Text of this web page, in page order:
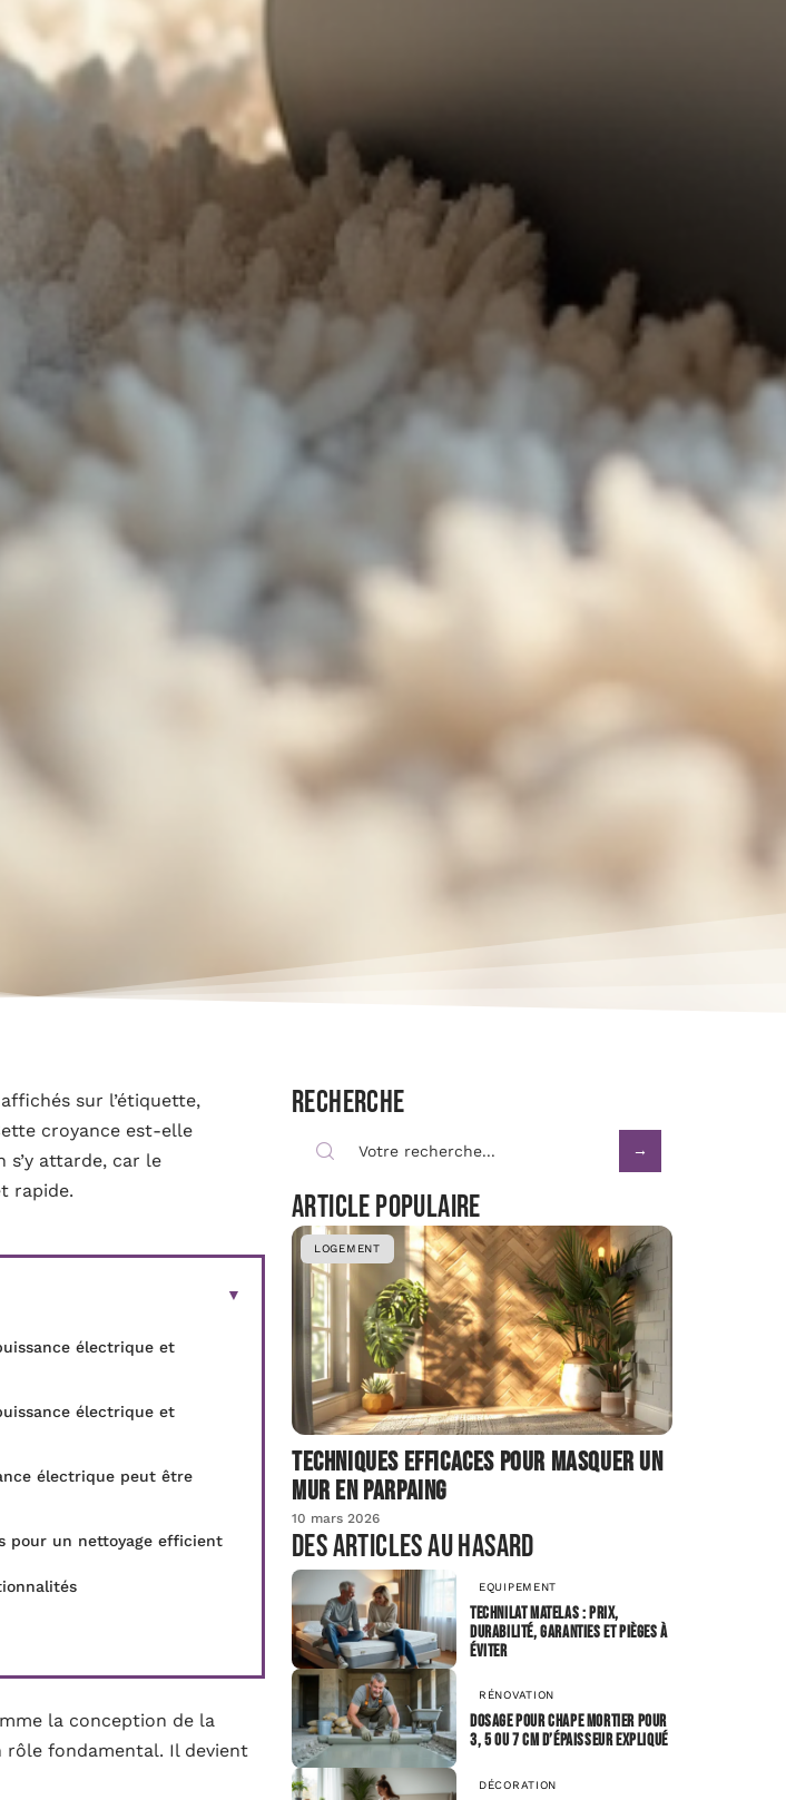
sur l’étiquette,
croyance est-elle
s’y attarde, car le
rapide.
électrique et
électrique et
électrique peut être
pour un nettoyage efficient
la conception de la
rôle fondamental. Il devient
Recherche
Article populaire
LOGEMENT
Techniques efficaces pour masquer un
mur en parpaing
10 mars 2026
Des articles au hasard
EQUIPEMENT
Technilat matelas : prix,
durabilité, garanties et pièges à
éviter
RÉNOVATION
Dosage pour chape mortier pour
3, 5 ou 7 cm d’épaisseur expliqué
DÉCORATION